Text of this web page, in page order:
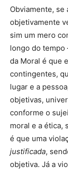
Obviamente, se
objetivamente
sim um mero
longo do tempo
da Moral é que
contingentes,
lugar e a
objetivas,
conforme o
moral e a ética,
é que uma
justificada,
objetiva. Já a